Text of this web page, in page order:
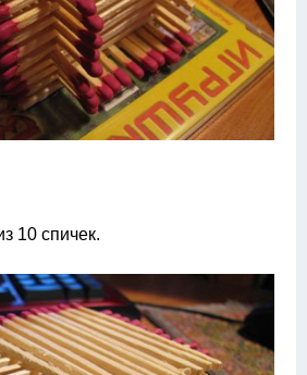
10 спичек.